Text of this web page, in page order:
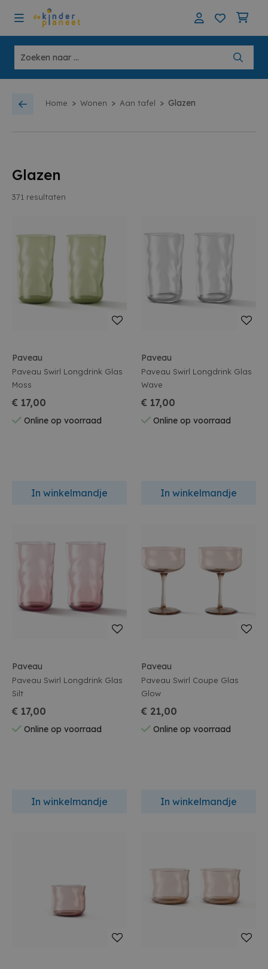
Home > Wonen > Aan tafel > Glazen
Glazen
371 resultaten
Paveau
Paveau Swirl Longdrink Glas
Moss
€ 17,00
Online op voorraad
In winkelmandje
Paveau
Paveau Swirl Longdrink Glas
Wave
€ 17,00
Online op voorraad
In winkelmandje
Paveau
Paveau Swirl Longdrink Glas
Silt
€ 17,00
Online op voorraad
In winkelmandje
Paveau
Paveau Swirl Coupe Glas
Glow
€ 21,00
Online op voorraad
In winkelmandje